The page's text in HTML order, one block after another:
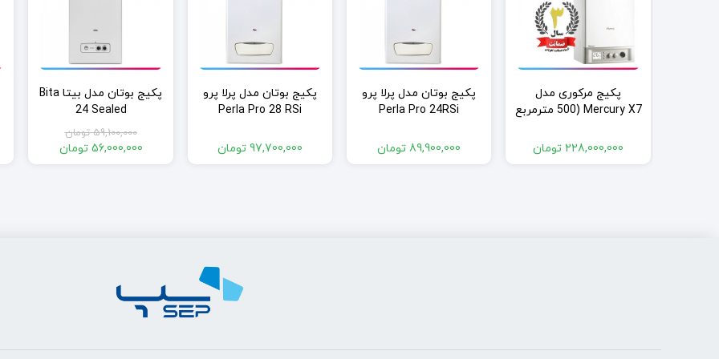
پکیج مرکوری مدل
Mercury X7 (500 مترمربع
228,000,000 تومان
پکیج بوتان مدل پرلا پرو
Perla Pro 24RSi
89,900,000 تومان
پکیج بوتان مدل پرلا پرو
Perla Pro 28 RSi
97,700,000 تومان
پکیج بوتان مدل بیتا Bita
24 Sealed
59,100,000 تومان
قیمت56,000,000 تومان